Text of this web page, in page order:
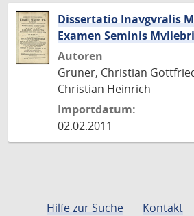
Dissertatio Inavgvralis
Examen Seminis
Autoren
Gruner, Christian
Christian Heinrich
Importdatum:
02.02.2011
Hilfe zur Suche Kontakt